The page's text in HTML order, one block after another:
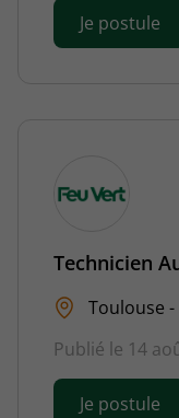
Je postule
Technicien
Toulouse -
Publié le 14
Je postule